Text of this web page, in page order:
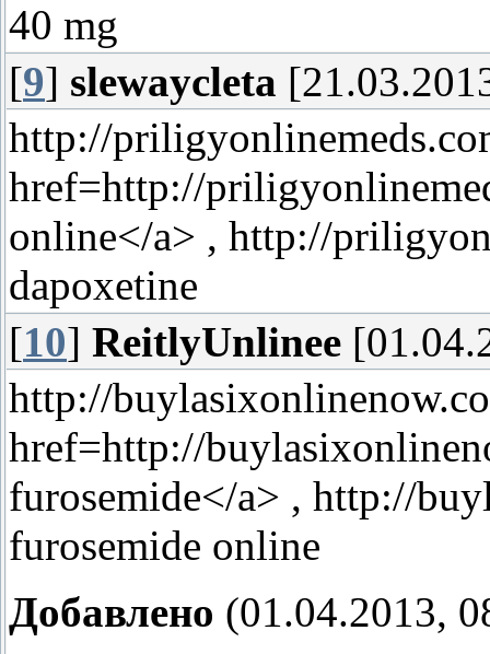
40 mg
[9] slewaycleta
http://
href=http://
online</a> , http://
dapoxetine
[10] ReitlyUnlinee
http://
href=http://
furosemide</a> , http://
furosemide online
Добавлено (01.04.2013,